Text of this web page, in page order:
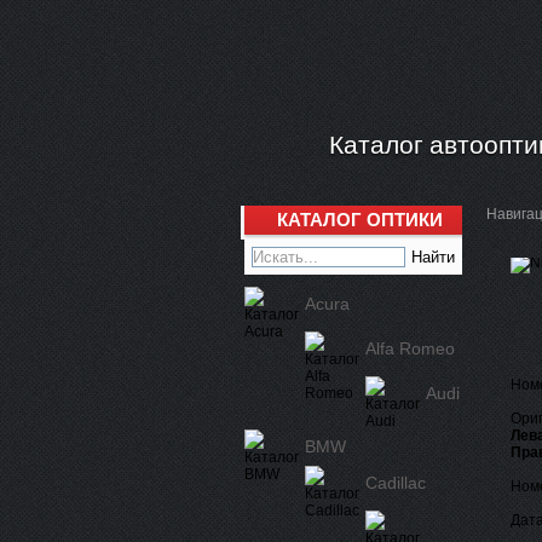
Каталог
КАТАЛОГ ОПТИКИ
Acura
Alfa Romeo
Audi
BMW
Cadillac